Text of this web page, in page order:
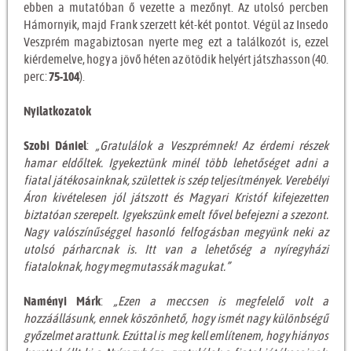
ebben a mutatóban ő vezette a mezőnyt. Az utolsó percben
Hámornyik, majd Frank szerzett két-két pontot. Végül az Insedo
Veszprém magabiztosan nyerte meg ezt a találkozót is, ezzel
kiérdemelve, hogy a jövő héten az ötödik helyért játszhasson (40.
perc:75-104).
Nyilatkozatok
Szobi Dániel: „Gratulálok a Veszprémnek! Az érdemi részek
hamar eldőltek. Igyekeztünk minél több lehetőséget adni a
fiatal játékosainknak, születtek is szép teljesítmények. Verebélyi
Áron kivételesen jól játszott és Magyari Kristóf kifejezetten
biztatóan szerepelt. Igyekszünk emelt fővel befejezni a szezont.
Nagy valószínűséggel hasonló felfogásban megyünk neki az
utolsó párharcnak is. Itt van a lehetőség a nyíregyházi
fiataloknak, hogy megmutassák magukat.”
Naményi Márk: „Ezen a meccsen is megfelelő volt a
hozzáállásunk, ennek köszönhető, hogy ismét nagy különbségű
győzelmet arattunk. Ezúttal is meg kell említenem, hogy hiányos